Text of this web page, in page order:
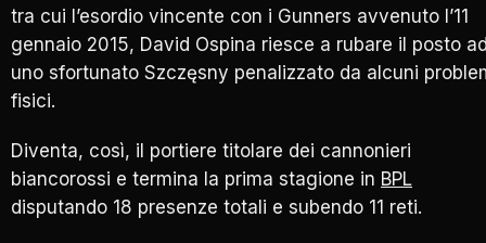
tra cui l’esordio vincente con i Gunners avvenuto l’11
gennaio 2015, David Ospina riesce a rubare il posto
uno sfortunato Szczęsny penalizzato da alcuni
fisici.
Diventa, così, il portiere titolare dei cannonieri
biancorossi e termina la prima stagione in BPL
disputando 18 presenze totali e subendo 11 reti.